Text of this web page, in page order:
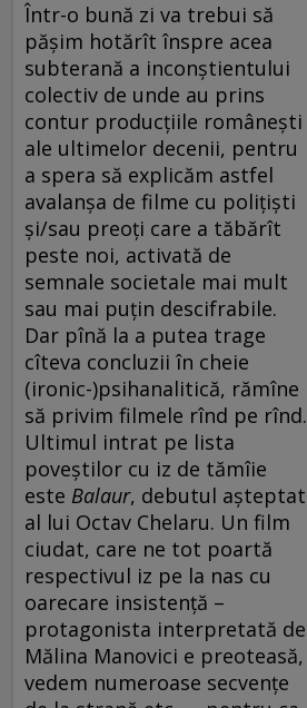
Într-o bună zi va trebui să
pășim hotărît înspre acea
subterană a inconștientului
colectiv de unde au prins
contur producțiile românești
ale ultimelor decenii, pentru
a spera să explicăm astfel
avalanșa de filme cu polițiști
și/sau preoți care a tăbărît
peste noi, activată de
semnale societale mai mult
sau mai puțin descifrabile.
Dar pînă la a putea trage
cîteva concluzii în cheie
(ironic-)psihanalitică, rămîne
să privim filmele rînd pe rînd.
Ultimul intrat pe lista
poveștilor cu iz de tămîie
este Balaur, debutul așteptat
al lui Octav Chelaru. Un film
ciudat, care ne tot poartă
respectivul iz pe la nas cu
oarecare insistență –
protagonista interpretată de
Mălina Manovici e preoteasă,
vedem numeroase secvențe